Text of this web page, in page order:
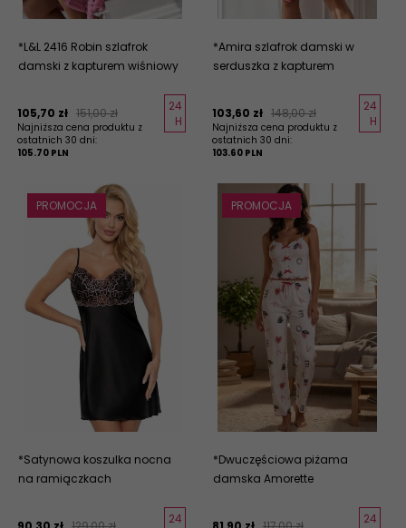
*L&L 2416 Robin szlafrok
damski z kapturem wiśniowy
105,70 zł 151,00 zł
Najniższa cena produktu z
ostatnich 30 dni:
105.70 PLN
24
H
*Amira szlafrok damski w
serduszka z kapturem
103,60 zł 148,00 zł
Najniższa cena produktu z
ostatnich 30 dni:
103.60 PLN
24
H
PROMOCJA
*Satynowa koszulka nocna
na ramiączkach
24
PROMOCJA
*Dwuczęściowa piżama
damska Amorette
24